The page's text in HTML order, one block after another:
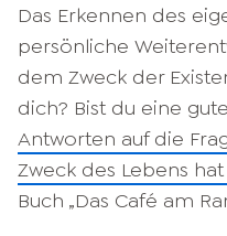
Das Erkennen des
persönliche
dem Zweck der
dich? Bist du eine
Antworten auf die
Zweck des Lebens
Buch „Das Café am